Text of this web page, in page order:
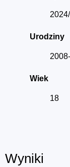
Urodziny
Wiek
18
Wyniki